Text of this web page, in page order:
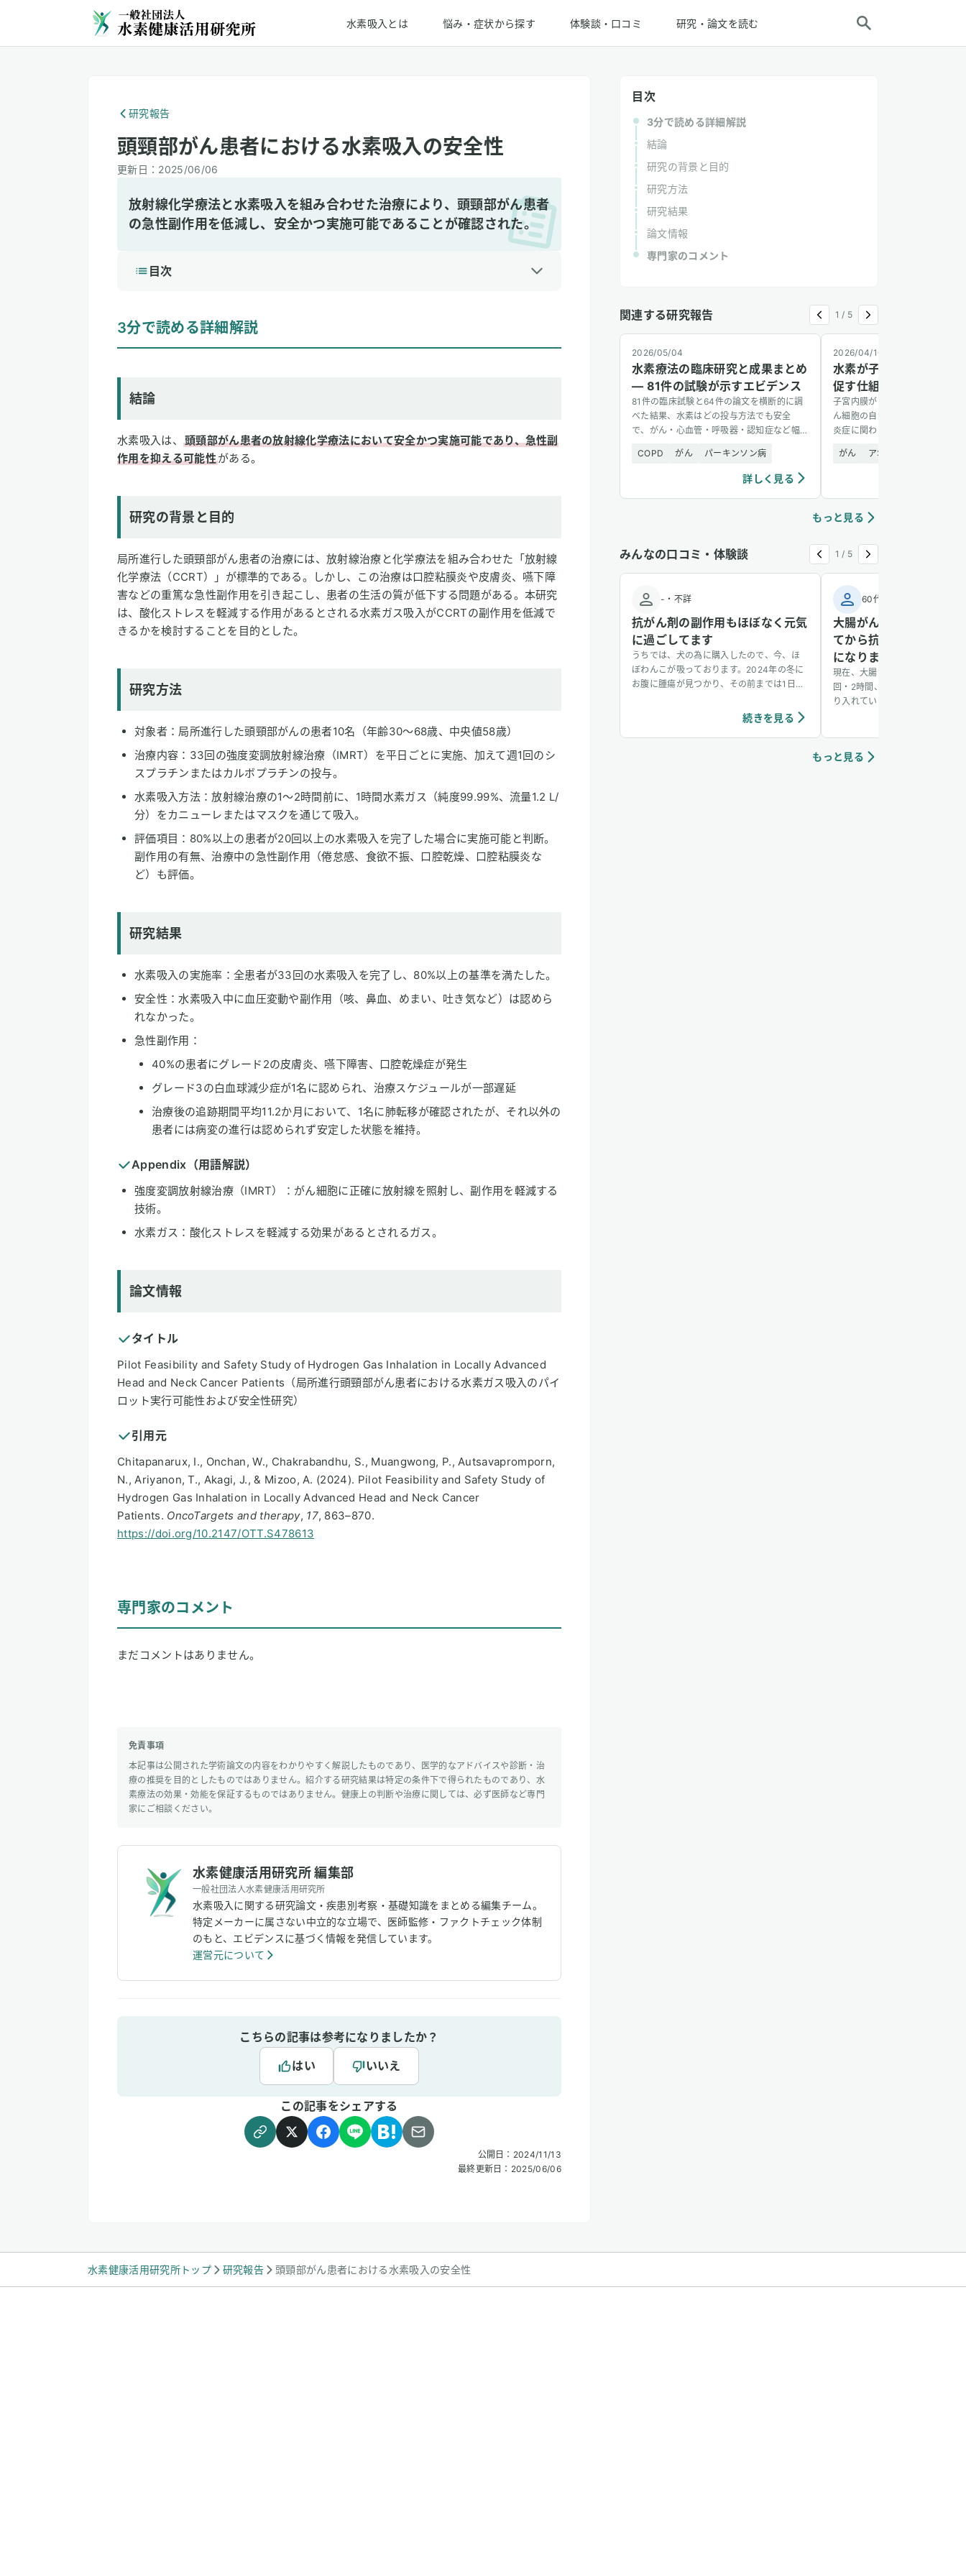
水素吸入とは 悩み・症状から探す 体験談・口コミ 研究・論文を読む
研究報告
頭頸部がん患者における水素吸入の安全性
更新日： 2025/06/06
放射線化学療法と水素吸入を組み合わせた治療により、頭頸部がん患者
の急性副作用を低減し、安全かつ実施可能であることが確認された。
目次
結論
研究の背景と目的
2 専門家のコメント
3分で読める詳細解説
結論
水素吸入は、
頭頸部がん患者の放射線化学療法において安全かつ実施可能であり、急性副
作用を抑える可能性がある。
研究の背景と目的
局所進行した頭頸部がん患者の治療には、放射線治療と化学療法を組み合わせた「放射線
化学療法（CCRT）」が標準的である。しかし、この治療は口腔粘膜炎や皮膚炎、嚥下障
害などの重篤な急性副作用を引き起こし、患者の生活の質が低下する問題がある。本研究
は、酸化ストレスを軽減する作用があるとされる水素ガス吸入がCCRTの副作用を低減で
きるかを検討することを目的とした。
研究方法
対象者：局所進行した頭頸部がんの患者10名（年齢30～68歳、中央値58歳）
治療内容：33回の強度変調放射線治療（IMRT）を平日ごとに実施、加えて週1回のシ
スプラチンまたはカルボプラチンの投与。
水素吸入方法：放射線治療の1～2時間前に、1時間水素ガス（純度99.99%、流量1.2 L/
分）をカニューレまたはマスクを通じて吸入。
評価項目：80%以上の患者が20回以上の水素吸入を完了した場合に実施可能と判断。
副作用の有無、治療中の急性副作用（倦怠感、食欲不振、口腔乾燥、口腔粘膜炎な
ど）も評価。
研究結果
水素吸入の実施率：全患者が33回の水素吸入を完了し、80%以上の基準を満たした。
安全性：水素吸入中に血圧変動や副作用（咳、鼻血、めまい、吐き気など）は認めら
れなかった。
急性副作用：
40%の患者にグレード2の皮膚炎、嚥下障害、口腔乾燥症が発生
グレード3の白血球減少症が1名に認められ、治療スケジュールが一部遅延
治療後の追跡期間平均11.2か月において、1名に肺転移が確認されたが、それ以外の
患者には病変の進行は認められず安定した状態を維持。
Appendix（用語解説）
強度変調放射線治療（IMRT）：がん細胞に正確に放射線を照射し、副作用を軽減する
技術。
水素ガス：酸化ストレスを軽減する効果があるとされるガス。
論文情報
タイトル
Pilot Feasibility and Safety Study of Hydrogen Gas Inhalation in Locally Advanced
Head and Neck Cancer Patients（局所進行頭頸部がん患者における水素ガス吸入のパイ
ロット実行可能性および安全性研究）
引用元
Chitapanarux, I., Onchan, W., Chakrabandhu, S., Muangwong, P., Autsavapromporn,
N., Ariyanon, T., Akagi, J., & Mizoo, A. (2024). Pilot Feasibility and Safety Study of
Hydrogen Gas Inhalation in Locally Advanced Head and Neck Cancer
Patients. OncoTargets and therapy, 17, 863–870.
https://doi.org/10.2147/OTT.S478613
専門家のコメント
まだコメントはありません。
免責事項
本記事は公開された学術論文の内容をわかりやすく解説したものであり、医学的なアドバイスや診断・治
療の推奨を目的としたものではありません。紹介する研究結果は特定の条件下で得られたものであり、水
素療法の効果・効能を保証するものではありません。健康上の判断や治療に関しては、必ず医師など専門
家にご相談ください。
水素健康活用研究所 編集部
一般社団法人水素健康活用研究所
水素吸入に関する研究論文・疾患別考察・基礎知識をまとめる編集チーム。
特定メーカーに属さない中立的な立場で、医師監修・ファクトチェック体制
のもと、エビデンスに基づく情報を発信しています。
運営元について
こちらの記事は参考になりましたか？
はい
いいえ
この記事をシェアする
公開日： 2024/11/13
最終更新日： 2025/06/06
目次
3分で読める詳細解説
結論
研究の背景と目的
研究方法
研究結果
論文情報
専門家のコメント
関連する研究報告 1 / 5
2026/05/04
水素療法の臨床研究と成果まとめ
— 81件の試験が示すエビデンス
81件の臨床試験と64件の論文を横断的に調
べた結果、水素はどの投与方法でも安全
で、がん・心血管・呼吸器・認知症など幅
COPD
がん パーキンソン病
詳しく見る
2026/04/10
水素が子宮内膜がん細胞
促す仕組みを解明
子宮内膜がんの細胞に水素を加
ん細胞の自滅（アポトーシス）
炎症に関わる遺伝子経路の活性
がん
アポトーシス調整
もっと見る
みんなの口コミ・体験談 1 / 5
- ・ 不詳
抗がん剤の副作用もほぼなく元気
に過ごしてます
うちでは、犬の為に購入したので、今、ほ
ぼわんこが吸っております。2024年の冬に
お腹に腫瘍が見つかり、その前までは1日30
て吸っています。今のところ、抗がん剤の副
もっとわんちゃんの間でも水素吸入が当た
続きを見る
60代
大腸がん治療中、水素吸
てから抗がん剤の副作用
になりました
現在、大腸がんの治療を続けな
回・2時間、水素吸入（毎分
り入れています。通い始めて約2
怠感や吐き気がつらかったので
もっと見る
水素健康活用研究所トップ 研究報告 頭頸部がん患者における水素吸入の安全性